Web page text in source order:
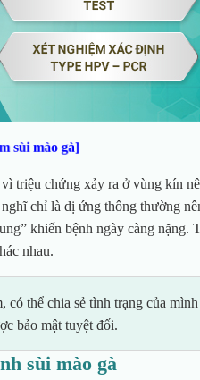
sùi mào gà]
triệu chứng xảy ra ở vùng kín
chỉ là dị ứng thông thường
khiến bệnh ngày càng nặng.
nhau.
thể chia sẻ tình trạng của mình
bảo mật tuyệt đối.
sùi mào gà